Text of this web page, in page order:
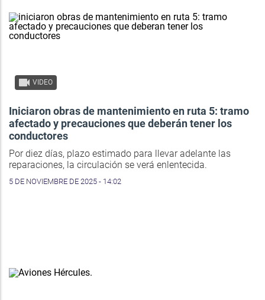
VIDEO
Iniciaron obras de mantenimiento en ruta 5: tramo
afectado y precauciones que deberán tener los
conductores
Por diez días, plazo estimado para llevar adelante las
reparaciones, la circulación se verá enlentecida.
5 DE NOVIEMBRE DE 2025 - 14:02